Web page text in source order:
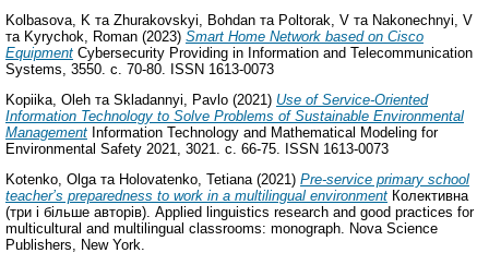
Kolbasova, K та Zhurakovskyi, Bohdan та Poltorak, V та Nakonechnyi, V
та Kyrychok, Roman (2023) Smart Home Network based on Cisco
Equipment Cybersecurity Providing in Information and Telecommunication
Systems, 3550. с. 70-80. ISSN 1613-0073
Kopiika, Oleh та Skladannyi, Pavlo (2021) Use of Service-Oriented
Information Technology to Solve Problems of Sustainable Environmental
Management Information Technology and Mathematical Modeling for
Environmental Safety 2021, 3021. с. 66-75. ISSN 1613-0073
Kotenko, Olga та Holovatenko, Tetiana (2021) Pre-service primary school
teacher’s preparedness to work in a multilingual environment Колективна
(три і більше авторів). Applied linguistics research and good practices for
multicultural and multilingual classrooms: monograph. Nova Science
Publishers, New York.